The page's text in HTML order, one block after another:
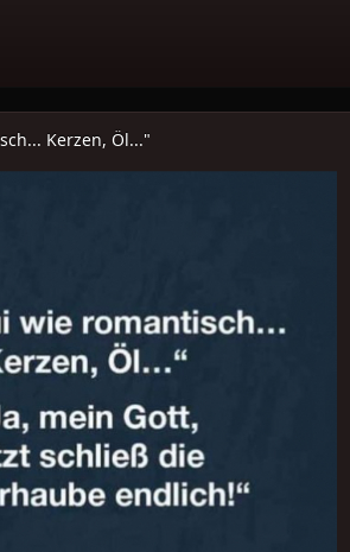
Kerzen, Öl..."